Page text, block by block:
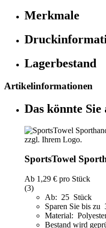
Merkmale
Lagerbestand
Artikelinformationen
Das könnte
SportsTowel
Ab 1,29 € pro Stück
(3)
Ab: 25 Stück
Sparen Sie bis zu
Material:
Bestand wird